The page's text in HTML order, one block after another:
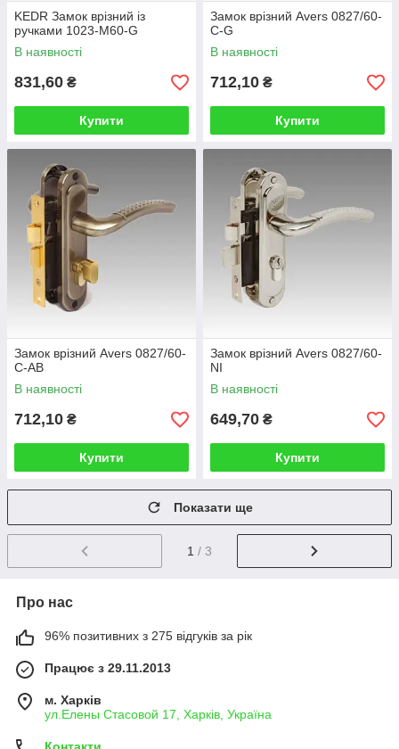
KEDR Замок врізний із
ручками 1023-M60-G
В наявності
831,60 ₴
Купити
Замок врізний Avers 0827/60-
C-G
В наявності
712,10 ₴
Купити
Замок врізний Avers 0827/60-
C-AB
В наявності
712,10 ₴
Купити
Замок врізний Avers 0827/60-
NI
В наявності
649,70 ₴
Купити
Показати ще
1 / 3
Про нас
96% позитивних з 275 відгуків за рік
Працює з 29.11.2013
м. Харків
ул.Елены Стасовой 17, Харків, Україна